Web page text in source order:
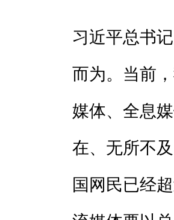
习近平总书
而为。当前
媒体、全息
在、无所不
国网民已经